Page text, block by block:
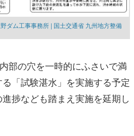
ダム工事事務所 | 国土交通省 九州地方整備
部の穴を一時的にふさいで満
「試験湛水」を実施する予定
捗なども踏まえ実施を延期し